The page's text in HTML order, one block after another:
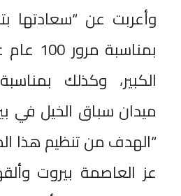
وأعربت عن “سعادتها
الكبير، وكذلك
ميدان سباق الخيل في
“الهدف من تنظيم هذا
عز العاصمة بيروت